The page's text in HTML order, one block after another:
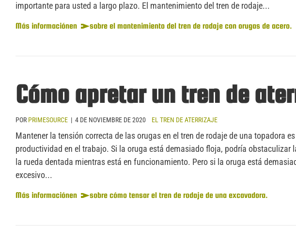
importante para usted a largo plazo. El mantenimiento del tren de rodaje...
Más informaciónen sobre el mantenimiento del tren de rodaje con orugas de acero.
Cómo apretar un tren de
POR PRIMESOURCE | 4 DE NOVIEMBRE DE 2020 EL TREN DE ATERRIZAJE
Mantener la tensión correcta de las orugas en el tren de rodaje de una topadora
productividad en el trabajo. Si la oruga está demasiado floja, podría obstaculizar
la rueda dentada mientras está en funcionamiento. Pero si la oruga está
excesivo...
Más informaciónen sobre cómo tensar el tren de rodaje de una excavadora.